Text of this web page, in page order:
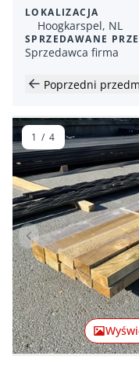
LOKALIZACJA
Hoogkarspel, NL
SPRZEDAWANE
Sprzedawca firma
Poprzedni
Poprzednia pozycja
1 / 4